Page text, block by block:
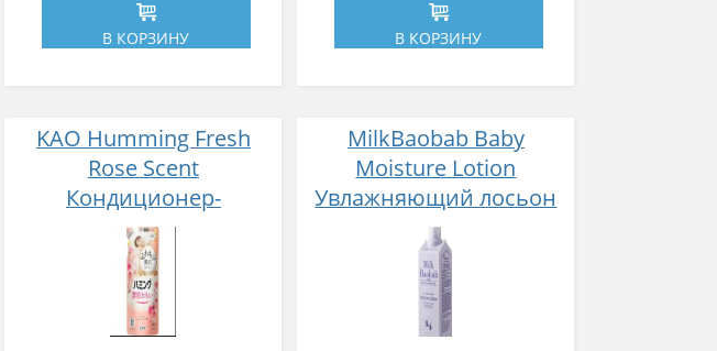
В КОРЗИНУ В КОРЗИНУ
KAO Humming Fresh
Rose Scent
Кондиционер-
ополаскиватель для
белья с ароматом розы
запасной блок 480 мл
MilkBaobab Baby
Moisture Lotion
Увлажняющий лосьон
для тела 500 мл